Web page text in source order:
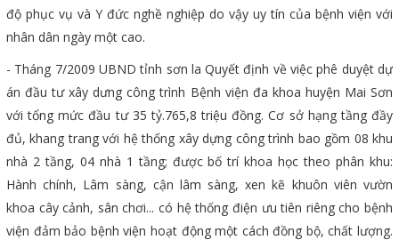
độ phục vụ và Y đức nghề nghiệp do vậy uy tín của bệnh viện với
nhân dân ngày một cao.
- Tháng 7/2009 UBND tỉnh sơn la Quyết định về việc phê duyệt dự
án đầu tư xây dưng công trình Bệnh viện đa khoa huyện Mai Sơn
với tổng mức đầu tư 35 tỷ.765,8 triệu đồng. Cơ sở hạng tầng đầy
đủ, khang trang với hệ thống xây dựng công trình bao gồm 08 khu
nhà 2 tầng, 04 nhà 1 tầng; được bố trí khoa học theo phân khu:
Hành chính, Lâm sàng, cận lâm sàng, xen kẽ khuôn viên vườn
khoa cây cảnh, sân chơi... có hệ thống điện ưu tiên riêng cho bệnh
viện đảm bảo bệnh viện hoạt động một cách đồng bộ, chất lượng.